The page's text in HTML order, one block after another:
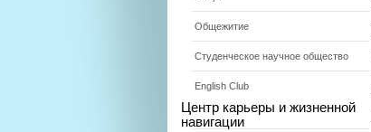
Общежитие
Студенческое научное общество
English Club
Центр карьеры и жизненной
навигации